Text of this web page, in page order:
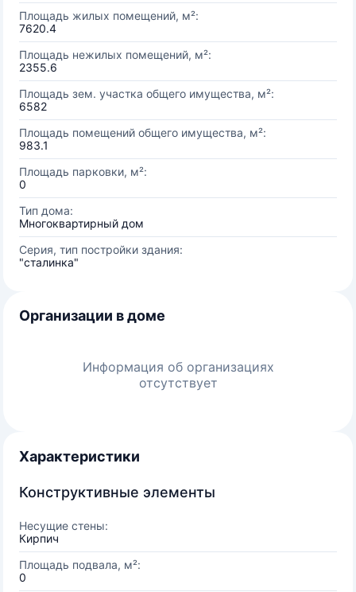
Площадь жилых помещений, м²:
7620.4
Площадь нежилых помещений, м²:
2355.6
Площадь зем. участка общего имущества, м²:
6582
Площадь помещений общего имущества, м²:
983.1
Площадь парковки, м²:
0
Тип дома:
Многоквартирный дом
Серия, тип постройки здания:
"сталинка"
Организации в доме
Информация об организациях
отсутствует
Характеристики
Конструктивные элементы
Несущие стены:
Кирпич
Площадь подвала, м²:
0